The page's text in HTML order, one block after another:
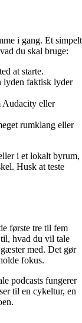
i gang. Et simpelt
du skal bruge:
at starte.
lyden faktisk lyder
Audacity eller
rumklang eller
i et lokalt byrum,
Husk at teste
første tre til fem
hvad du vil tale
med. Det gør
fokus.
podcasts fungerer
til en cykeltur, en